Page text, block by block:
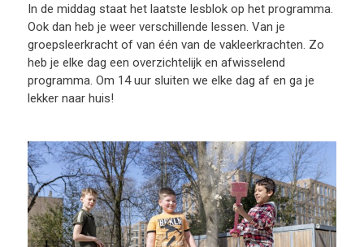
In de middag staat het laatste lesblok op het programma.
Ook dan heb je weer verschillende lessen. Van je
groepsleerkracht of van één van de vakleerkrachten. Zo
heb je elke dag een overzichtelijk en afwisselend
programma. Om 14 uur sluiten we elke dag af en ga je
lekker naar huis!